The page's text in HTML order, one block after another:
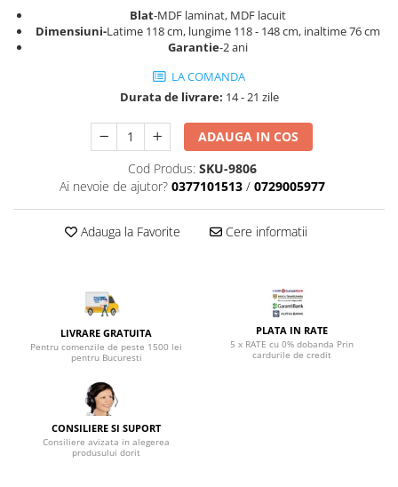
Saltele Latex
Saltele Memory
Saltele 140x200
Top saltele 10 cm
Top saltele memory 5 cm
Top saltele MemoHR 6.5 cm
Saltele cu spuma
Mobilier birou
Scaune ergonomice
Scaune pentru birou
Scaune pentru vizitatori
Scaune manager
Mese bucatarie
Seturi mese si scaune bucatarie
Mobila hol
Portmantouri
Seturi mobilier hol
Blat-MDF laminat, MDF lacuit
Dimensiuni-Latime 118 cm, lungime 118 - 148 cm, inaltime 76 cm
Garantie-2 ani
LA COMANDA
Durata de livrare: 14 - 21 zile
ADAUGA IN COS
Cod Produs: SKU-9806
Ai nevoie de ajutor? 0377101513 / 0729005977
Adauga la Favorite Cere informatii
LIVRARE GRATUITA
Pentru comenzile de peste 1500 lei
pentru Bucuresti
PLATA IN RATE
5 x RATE cu 0% dobanda Prin
cardurile de credit
CONSILIERE SI SUPORT
Consiliere avizata in alegerea
produsului dorit